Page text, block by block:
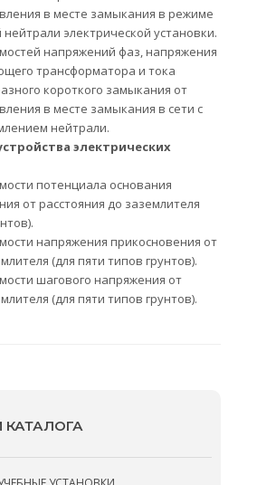
в месте замыкания в режиме
электрической установки.
напряжений фаз, напряжения
трансформатора и тока
короткого замыкания от
в месте замыкания в сети с
нейтрали.
электрических
потенциала основания
от расстояния до заземлителя
напряжения прикосновения от
(для пяти типов грунтов).
шагового напряжения от
(для пяти типов грунтов).
КАТАЛОГА